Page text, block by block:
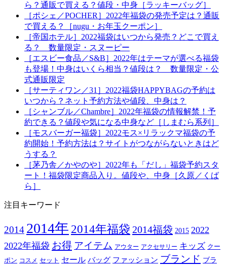
ら？通販で買える？値段・中身［ラッキーバッグ］
［ポシェ／POCHER］2022年福袋の発売予定は？通販
で買える？［nugu・お年玉クーポン］
［帝国ホテル］2022福袋はいつから発売？どこで買え
る？ 数量限定・スヌーピー
［エスビー食品／S&B］2022年はテーマが選べる福袋
も登場！中身はいくら相当？値段は？ 数量限定・公
式通販限定
［サーティワン／31］2022福袋HAPPYBAGの予約は
いつから？ネット予約方法や値段、中身は？
［シャンブル／Chambre］2022年福袋の情報解禁！予
約できる？値段や気になる中身など［しまむら系列］
［モスバーガー福袋］2022モス×リラックマ福袋の予
約開始！予約方法は？サイトがつながらないときはど
うする？
［茅乃舎／かやのや］2022年も「だし」福袋予約スタ
ート！福袋限定商品入り。値段や、中身［久原／くば
ら］
注目キーワード
2014 2014年 2014年福袋 2014福袋 2015 2022
2022年福袋 お得 アイテム アウター アクセサリー キッズ クー
ポン コスメ セット セール バッグ ファッション ブランド ブラ